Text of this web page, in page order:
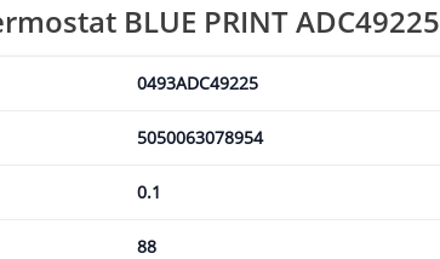
BLUE PRINT ADC49225
0493ADC49225
5050063078954
0.1
88